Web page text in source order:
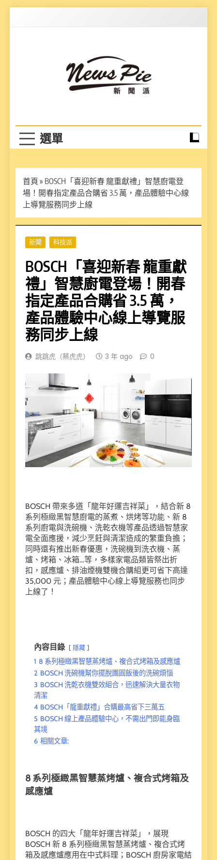
首頁 » BOSCH「喜迎新春 龍重獻禮」智慧廚電登
場！開春指定產品合購省 3.5 萬，產品體驗中心線
上導覽服務同步上線
新聞 科技派
BOSCH「喜迎新春 龍重獻
禮」智慧廚電登場！開春
指定產品合購省 3.5 萬，
產品體驗中心線上導覽服
務同步上線
跳跳虎（蔡虎虎） 3 年 ago 0
BOSCH 帶來多道「龍年好運吉祥菜」，結合新 8
系列極緻黑智慧廚電的蒸煮、烘烤等功能、新 8
系列廚電與洗碗機、洗乾衣機等產品透過智慧家
電全面應援，減少烹飪與清潔造成的繁重負擔；
同時還有推出新春優惠，洗碗機到洗衣機、蒸
爐、烤箱、冰箱…等，多樣家電品類皆祭出折
扣，感應爐、排油煙機雙機合購組更可省下高達
35,000 元；產品體驗中心線上導覽服務也同步
上線了！
內容目錄 隱藏
1 8 系列極緻黑智慧蒸烤爐、複合式烤箱及感應爐
2 BOSCH 洗碗機幫你擺脫團圓飯後的洗碗煩惱
3 BOSCH 洗乾衣機雙效組合，迅速解決大量衣物
清潔
4 BOSCH「龍重獻禮」合購最高省下三萬五
5 BOSCH 線上產品體驗中心，不需出門即能身臨
其境
6 相關文章:
8 系列極緻黑智慧蒸烤爐、複合式烤箱及
感應爐
BOSCH 的四大「龍年好運吉祥菜」，展現
BOSCH 新 8 系列極緻黑智慧蒸烤爐、複合式烤
箱及感應爐應用在中式料理；BOSCH 廚房家電結